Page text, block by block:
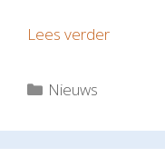
Lees verder
Categorieën
Nieuws